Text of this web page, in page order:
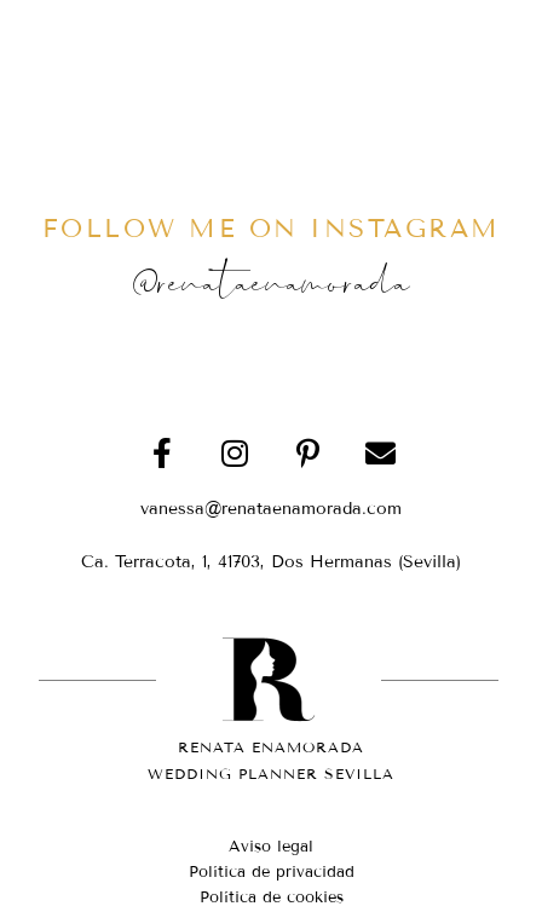
FOLLOW ME ON INSTAGRAM
@renataenamorada
vanessa@renataenamorada.com
Ca. Terracota, 1, 41703, Dos Hermanas (Sevilla)
RENATA ENAMORADA
WEDDING PLANNER SEVILLA
Aviso legal
Política de privacidad
Política de cookies